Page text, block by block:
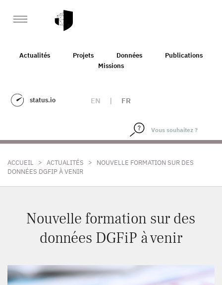
Actualités Projets Données
Publications
Missions
status.io EN | FR
ACCUEIL > ACTUALITÉS >
NOUVELLE FORMATION SUR DES
DONNÉES DGFIP À VENIR
Nouvelle formation sur des
données DGFiP à venir